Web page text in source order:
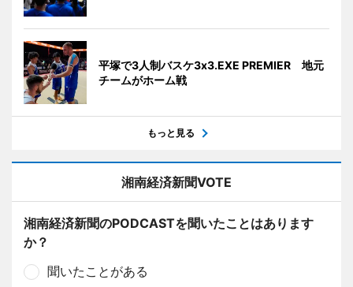
平塚で3人制バスケ3x3.EXE PREMIER 地元
チームがホーム戦
もっと見る
湘南経済新聞VOTE
湘南経済新聞のPODCASTを聞いたことはあります
か？
聞いたことがある